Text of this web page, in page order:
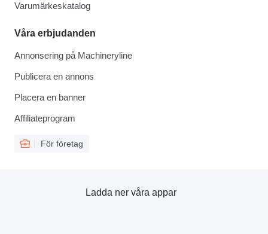
Varumärkeskatalog
Våra erbjudanden
Annonsering på Machineryline
Publicera en annons
Placera en banner
Affiliateprogram
För företag
Ladda ner våra appar